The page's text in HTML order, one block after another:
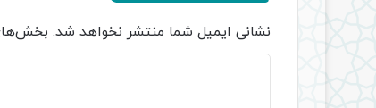
نشانی ایمیل شما منتشر نخواهد شد.